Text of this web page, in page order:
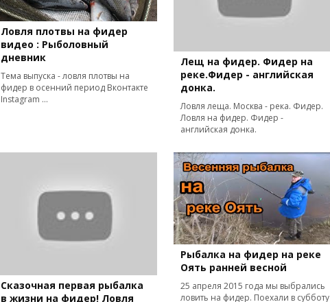
Ловля плотвы на фидер
видео : Рыболовный
дневник
Тема выпуска - ловля плотвы на
фидер в осенний период Вконтакте
Instagram ...
Лещ на фидер. Фидер на
реке.Фидер - английская
донка.
Ловля леща. Москва - река. Фидер.
Ловля на фидер. Фидер -
английская донка.
Сказочная первая рыбалка
в жизни на фидер! Ловля
Рыбалка на фидер на реке
Оять ранней весной
25 апреля 2015 года мы выбрались
ловить на фидер. Поехали в субботу